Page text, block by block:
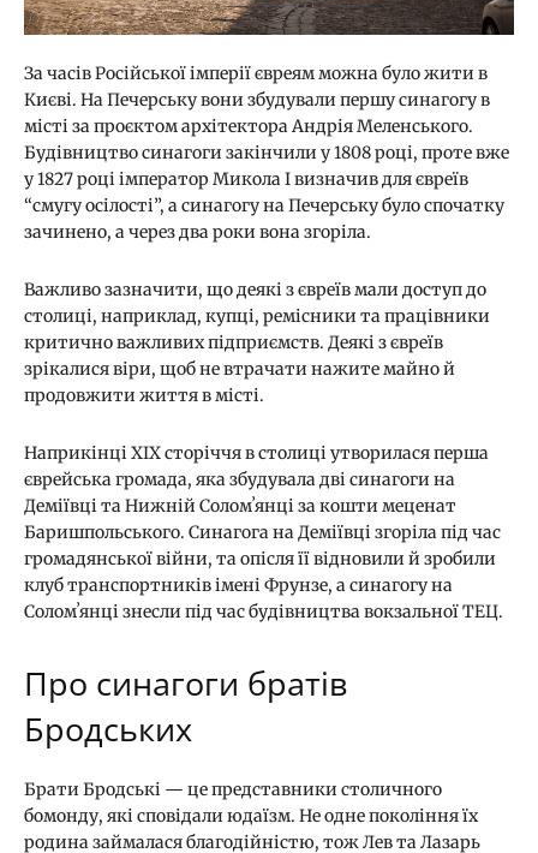
За часів Російської імперії євреям можна було жити в
Києві. На Печерську вони збудували першу синагогу в
місті за проєктом архітектора Андрія Меленського.
Будівництво синагоги закінчили у 1808 році, проте вже
у 1827 році імператор Микола І визначив для євреїв
“смугу осілості”, а синагогу на Печерську було спочатку
зачинено, а через два роки вона згоріла.
Важливо зазначити, що деякі з євреїв мали доступ до
столиці, наприклад, купці, ремісники та працівники
критично важливих підприємств. Деякі з євреїв
зрікалися віри, щоб не втрачати нажите майно й
продовжити життя в місті.
Наприкінці ХІХ сторіччя в столиці утворилася перша
єврейська громада, яка збудувала дві синагоги на
Деміївці та Нижній Соломʼянці за кошти меценат
Баришпольського. Синагога на Деміївці згоріла під час
громадянської війни, та опісля її відновили й зробили
клуб транспортників імені Фрунзе, а синагогу на
Соломʼянці знесли під час будівництва вокзальної ТЕЦ.
Про синагоги братів
Бродських
Брати Бродські — це представники столичного
бомонду, які сповідали юдаїзм. Не одне покоління їх
родина займалася благодійністю, тож Лев та Лазарь